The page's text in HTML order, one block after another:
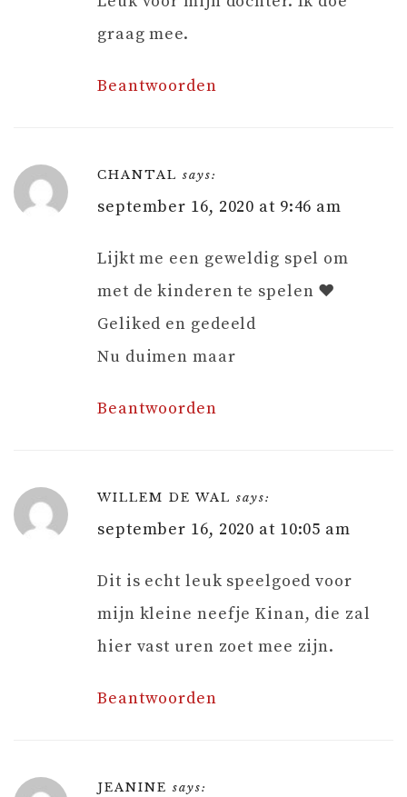
graag mee.
Beantwoorden
CHANTAL says:
september 16, 2020 at 9:46 am
Lijkt me een geweldig spel om
met de kinderen te spelen ❤️
Geliked en gedeeld
Nu duimen maar
Beantwoorden
WILLEM DE WAL says:
september 16, 2020 at 10:05 am
Dit is echt leuk speelgoed voor
mijn kleine neefje Kinan, die zal
hier vast uren zoet mee zijn.
Beantwoorden
JEANINE says: